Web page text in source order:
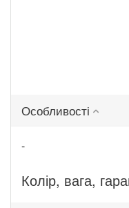
Особливості
-
Колір, вага,